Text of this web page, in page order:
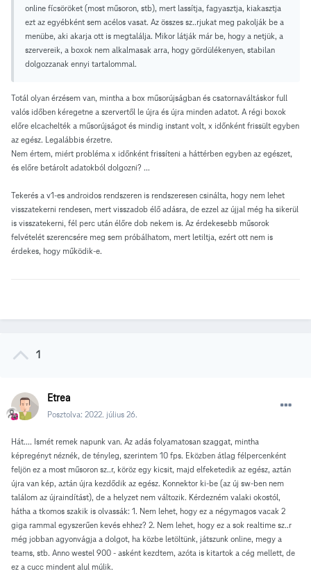
online fícsöröket (most műsoron, stb), mert lassítja, fagyasztja, kiakasztja
ezt az egyébként sem acélos vasat. Az összes sz..rjukat meg pakolják be a
menübe, aki akarja ott is megtalálja. Mikor látják már be, hogy a netjük, a
szervereik, a boxok nem alkalmasak arra, hogy gördülékenyen, stabilan
dolgozzanak ennyi tartalommal.
Totál olyan érzésem van, mintha a box műsorújságban és csatornaváltáskor full
valós időben kéregetne a szervertől le újra és újra minden adatot. A régi boxok
előre elcachelték a műsorújságot és mindig instant volt, x időnként frissült egyben
az egész. Legalábbis érzetre.
Nem értem, miért probléma x időnként frissíteni a háttérben egyben az egészet,
és előre betárolt adatokból dolgozni? ...
Tekerés a v1-es androidos rendszeren is rendszeresen csinálta, hogy nem lehet
visszatekerni rendesen, mert visszadob élő adásra, de ezzel az újjal még ha sikerül
is visszatekerni, fél perc után élőre dob nekem is. Az érdekesebb műsorok
felvételét szerencsére meg sem próbálhatom, mert letiltja, ezért ott nem is
érdekes, hogy működik-e.
1
Etrea
Posztolva: 2022. július 26.
Hát.... Ismét remek napunk van. Az adás folyamatosan szaggat, mintha
képregényt néznék, de tényleg, szerintem 10 fps. Eközben átlag félpercenként
feljön ez a most műsoron sz..r, köröz egy kicsit, majd elfeketedik az egész, aztán
újra van kép, aztán újra kezdődik az egész. Konnektor ki-be (az új sw-ben nem
találom az újraindítást), de a helyzet nem változik. Kérdezném valaki okostól,
hátha a tkomos szakik is olvassák: 1. Nem lehet, hogy ez a négymagos vacak 2
giga rammal egyszerűen kevés ehhez? 2. Nem lehet, hogy ez a sok realtime sz..r
még jobban agyonvágja a dolgot, ha közbe letöltünk, játszunk online, megy a
teams, stb. Anno westel 900 - asként kezdtem, azóta is kitartok a cég mellett, de
ez a cucc mindent alul múlik.